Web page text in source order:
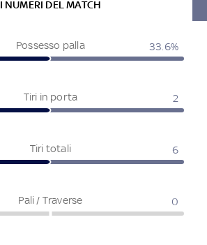
I NUMERI DEL MATCH
Possesso palla 33.6%
Tiri in porta 2
Tiri totali 6
Pali / Traverse 0